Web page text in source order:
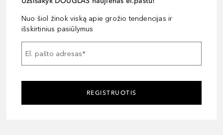
Nuo šiol žinok viską apie grožio tendencijas ir
išskirtinius pasiūlymus
El. pašto adresas*
REGISTRUOTIS